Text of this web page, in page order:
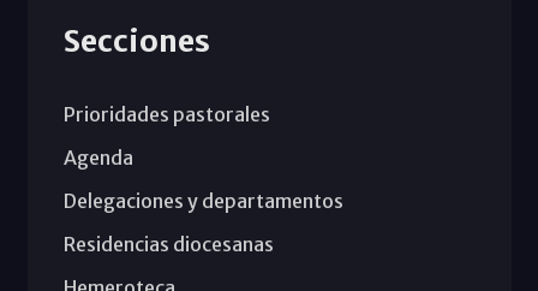
Secciones
Prioridades pastorales
Agenda
Delegaciones y departamentos
Residencias diocesanas